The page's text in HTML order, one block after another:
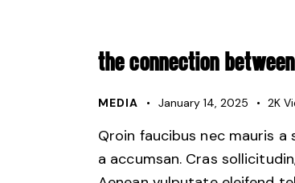
THE CONNECTION
MEDIA January 14, 2025 2K
Qroin faucibus nec mauris
a accumsan. Cras